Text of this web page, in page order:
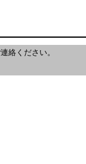
絡ください。